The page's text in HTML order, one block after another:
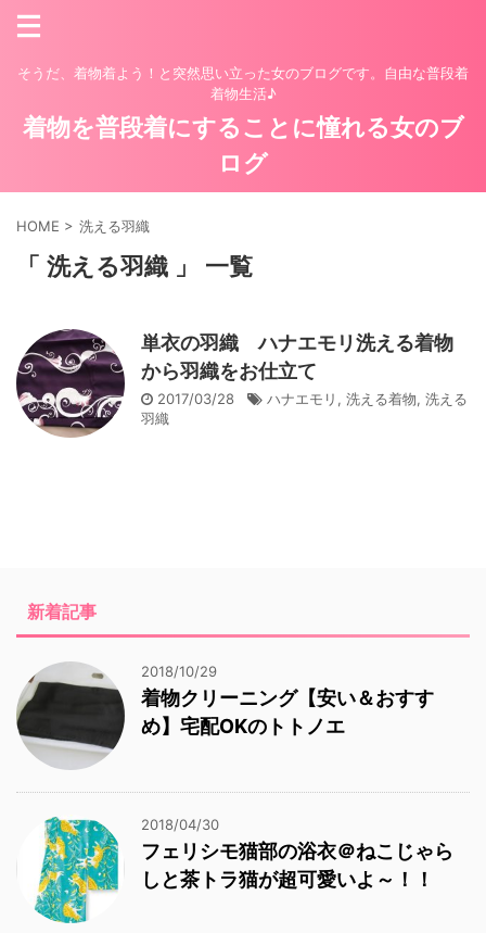
そうだ、着物着よう！と突然思い立った女のブログです。自由な普段着
着物生活♪
着物を普段着にすることに憧れる女のブ
ログ
HOME > 洗える羽織
「 洗える羽織 」 一覧
単衣の羽織 ハナエモリ洗える着物
から羽織をお仕立て
2017/03/28 ハナエモリ , 洗える着物, 洗える
羽織
新着記事
2018/10/29
着物クリーニング【安い＆おすす
め】宅配OKのトトノエ
2018/04/30
フェリシモ猫部の浴衣＠ねこじゃら
しと茶トラ猫が超可愛いよ～！！